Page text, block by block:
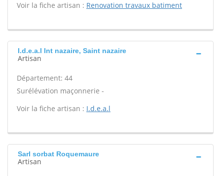
Voir la fiche artisan : Renovation travaux batiment
I.d.e.a.l Int nazaire, Saint nazaire
Artisan
Département: 44
Surélévation maçonnerie -
Voir la fiche artisan : I.d.e.a.l
Sarl sorbat Roquemaure
Artisan